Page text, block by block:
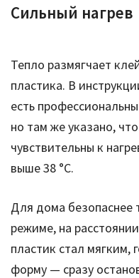
Сильный нагрев
Тепло размягчает
пластика. В
есть
но там же указано,
чувствительны к
выше 38 °C.
Для дома безопаснее
режиме, на
пластик стал мягким,
форму — сразу